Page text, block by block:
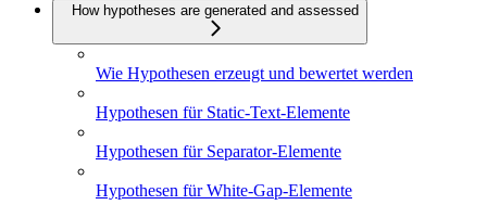
How hypotheses are generated and assessed
Wie Hypothesen erzeugt und bewertet werden
Hypothesen für Static-Text-Elemente
Hypothesen für Separator-Elemente
Hypothesen für White-Gap-Elemente